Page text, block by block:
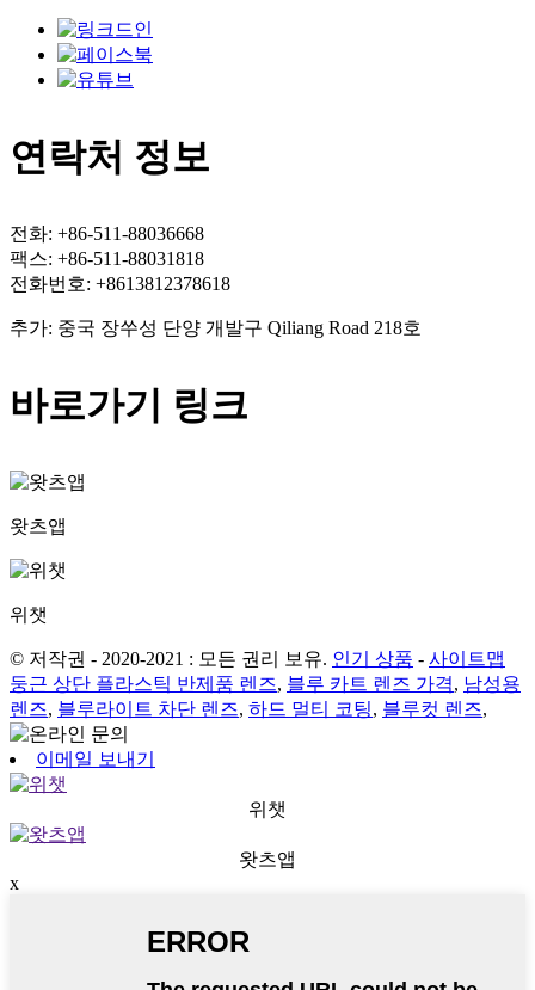
연락처 정보
전화: +86-511-88036668
팩스: +86-511-88031818
전화번호: +8613812378618
추가: 중국 장쑤성 단양 개발구 Qiliang Road 218호
바로가기 링크
왓츠앱
위챗
© 저작권 - 2020-2021 : 모든 권리 보유. 인기 상품 - 사이트맵
둥근 상단 플라스틱 반제품 렌즈, 블루 카트 렌즈 가격, 남성용
렌즈, 블루라이트 차단 렌즈, 하드 멀티 코팅, 블루컷 렌즈,
이메일 보내기
위챗
왓츠앱
x